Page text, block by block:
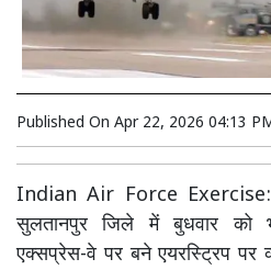
Published On Apr 22, 2026 04:13
Indian Air Force Exercise:
सुलतानपुर जिले में बुधवार को
एक्सप्रेस-वे पर बने एयरस्ट्रिप पर